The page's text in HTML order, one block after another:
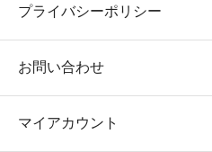
プライバシーポリシー
お問い合わせ
マイアカウント